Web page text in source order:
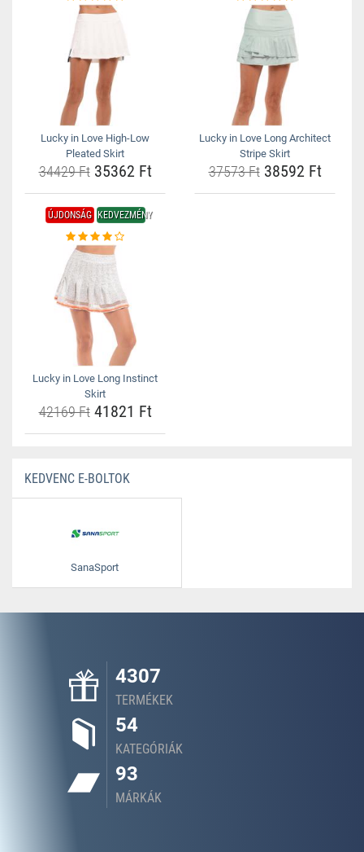
Lucky in Love High-Low
Pleated Skirt
34429 Ft35362 Ft
Lucky in Love Long Architect
Stripe Skirt
37573 Ft38592 Ft
ÚJDONSÁG KEDVEZMÉNY
Lucky in Love Long Instinct
Skirt
42169 Ft41821 Ft
KEDVENC E-BOLTOK
SanaSport
4307
TERMÉKEK
54
KATEGÓRIÁK
93
MÁRKÁK